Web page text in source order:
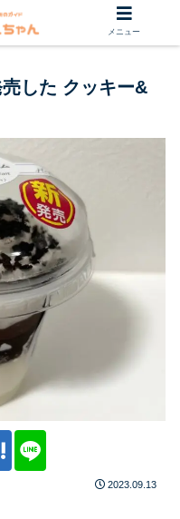
した クッキー&
2023.09.13
メニュー